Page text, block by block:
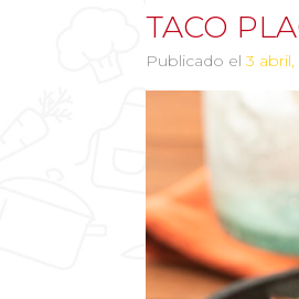
TACO
Publicado el 3